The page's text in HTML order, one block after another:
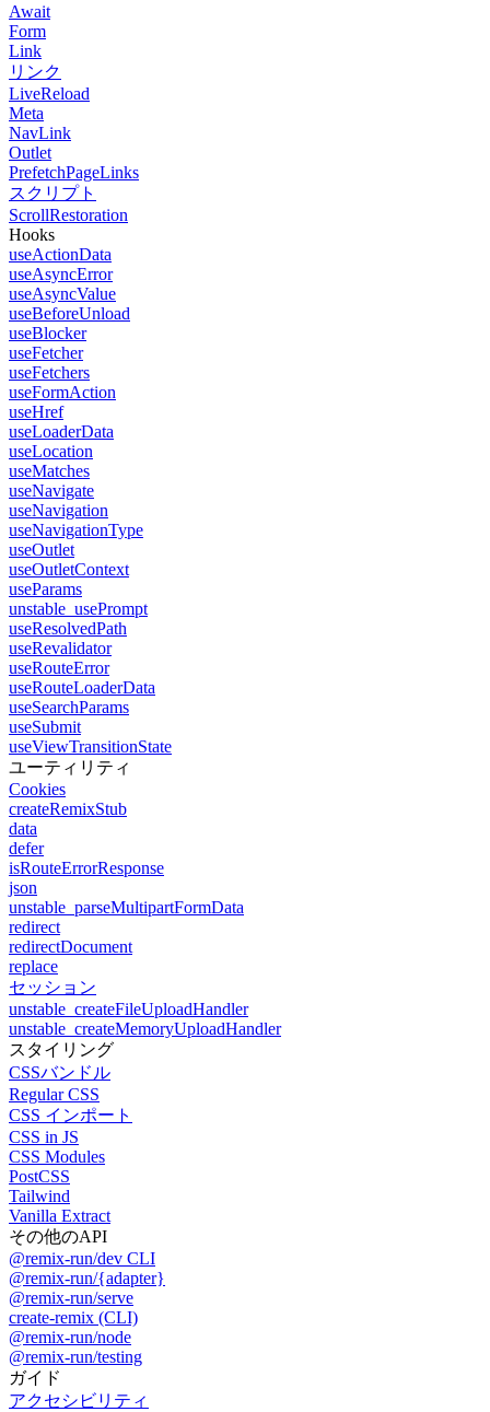
Await
Form
Link
リンク
LiveReload
Meta
NavLink
Outlet
PrefetchPageLinks
スクリプト
ScrollRestoration
Hooks
useActionData
useAsyncError
useAsyncValue
useBeforeUnload
useBlocker
useFetcher
useFetchers
useFormAction
useHref
useLoaderData
useLocation
useMatches
useNavigate
useNavigation
useNavigationType
useOutlet
useOutletContext
useParams
unstable_usePrompt
useResolvedPath
useRevalidator
useRouteError
useRouteLoaderData
useSearchParams
useSubmit
useViewTransitionState
ユーティリティ
Cookies
createRemixStub
data
defer
isRouteErrorResponse
json
unstable_parseMultipartFormData
redirect
redirectDocument
replace
セッション
unstable_createFileUploadHandler
unstable_createMemoryUploadHandler
スタイリング
CSSバンドル
Regular CSS
CSS インポート
CSS in JS
CSS Modules
PostCSS
Tailwind
Vanilla Extract
その他のAPI
@remix-run/dev CLI
@remix-run/{adapter}
@remix-run/serve
create-remix (CLI)
@remix-run/node
@remix-run/testing
ガイド
アクセシビリティ